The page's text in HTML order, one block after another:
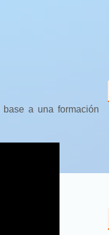
a una formación